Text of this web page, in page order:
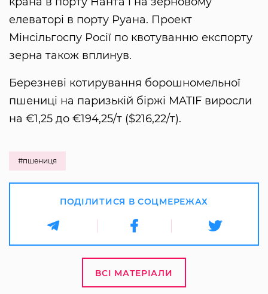
елеваторі в порту Руана. Проект
Мінсільгоспу Росії по квотуванню експорту
зерна також вплинув.
Березневі котирування борошномельної
пшениці на паризькій біржі MATIF виросли
на €1,25 до €194,25/т ($216,22/т).
#пшениця
ПОДІЛИТИСЯ В СОЦМЕРЕЖАХ
ВСІ МАТЕРІАЛИ